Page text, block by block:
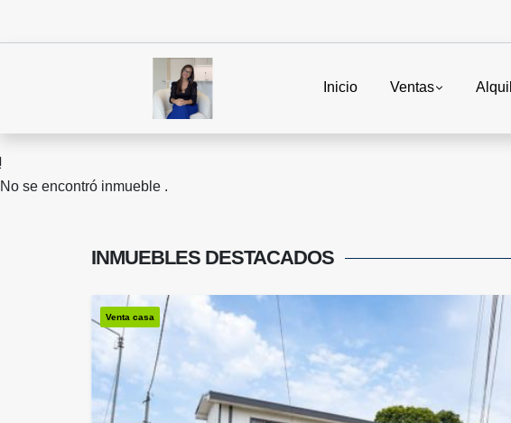
Inicio Ventas
No se encontró inmueble .
INMUEBLES DESTACADOS
Venta casa